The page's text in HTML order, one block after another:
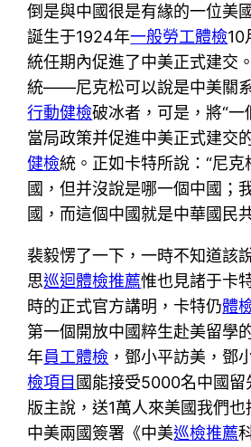
倒是與中國很是有緣的一位美
誕生于1924年一般勞工體檢10
統任期內促進了中美正式建交
統——尼克松可以說是中美關
行動健檢破冰者，可是，將“一
當局政策并促進中美正式建交
健檢統。正如卡特所說：“尼克
國，但并沒說是哪一個中國；
國，而這個中國就是中華國民
裴毅愣了一下，一時不知道該
思巡迴體檢推薦惟也見諸于卡
時的正式官方講明，卡特仍體
第一個開放中國粹生赴美留學
年員工體檢 ，鄧小平訪美，鄧
檢項目 國能接受5000名中國留
版主說，送1萬人來美國我們也
中美兩國簽署《中美巡檢推薦